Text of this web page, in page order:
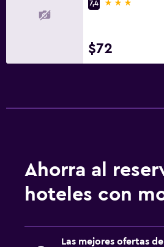
7,4
$72
Ahorra al
hoteles con
Las mejores ofertas